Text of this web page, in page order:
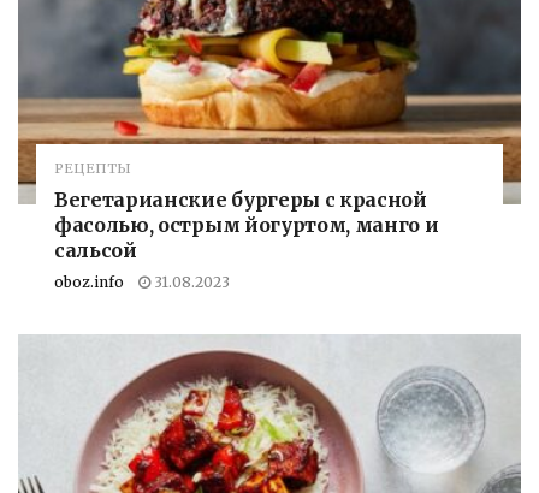
РЕЦЕПТЫ
Вегетарианские бургеры с красной
фасолью, острым йогуртом, манго и
сальсой
oboz.info 31.08.2023